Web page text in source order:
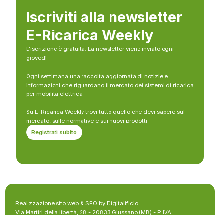
Iscriviti alla newsletter
E-Ricarica Weekly
L’iscrizione è gratuita. La newsletter viene inviato ogni
giovedì
Ogni settimana una raccolta aggiornata di notizie e
informazioni che riguardano il mercato dei sistemi di ricarica
per mobilità elettrica.
Su E-Ricarica Weekly trovi tutto quello che devi sapere sul
mercato, sulle normative e sui nuovi prodotti.
Registrati subito
Realizzazione sito web & SEO by Digitalificio
Via Martiri della libertà, 28 - 20833 Giussano (MB) - P.IVA